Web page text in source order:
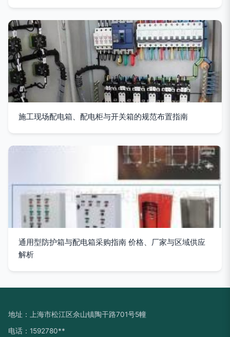
施工现场配电箱、配电柜与开关箱的规范布置指南
通用型防护箱与配电箱采购指南 价格、厂家与区域供应
解析
地址：上海市松江区佘山镇陶干路701号5幢
电话：1592780**